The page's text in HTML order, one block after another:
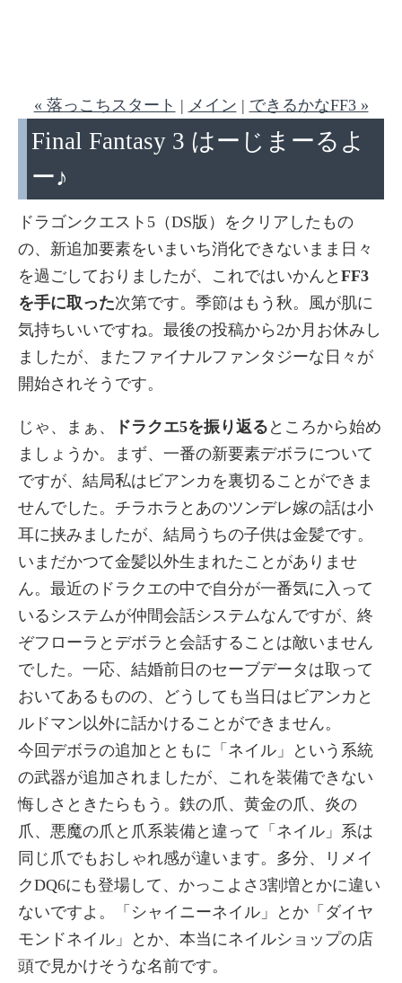
« 落っこちスタート | メイン | できるかなFF3 »
Final Fantasy 3 はーじまーるよ
ー♪
ドラゴンクエスト5（DS版）をクリアしたもの
の、新追加要素をいまいち消化できないまま日々
を過ごしておりましたが、これではいかんと FF3
を手に取った次第です。季節はもう秋。風が肌に
気持ちいいですね。最後の投稿から2か月お休みし
ましたが、またファイナルファンタジーな日々が
開始されそうです。
じゃ、まぁ、 ドラクエ5を振り返る ところから始め
ましょうか。まず、一番の新要素デボラについて
ですが、結局私はビアンカを裏切ることができま
せんでした。チラホラとあのツンデレ嫁の話は小
耳に挟みましたが、結局うちの子供は金髪です。
いまだかつて金髪以外生まれたことがありませ
ん。最近のドラクエの中で自分が一番気に入って
いるシステムが仲間会話システムなんですが、終
ぞフローラとデボラと会話することは敵いません
でした。一応、結婚前日のセーブデータは取って
おいてあるものの、どうしても当日はビアンカと
ルドマン以外に話かけることができません。
今回デボラの追加とともに「ネイル」という系統
の武器が追加されましたが、これを装備できない
悔しさときたらもう。鉄の爪、黄金の爪、炎の
爪、悪魔の爪と爪系装備と違って「ネイル」系は
同じ爪でもおしゃれ感が違います。多分、リメイ
クDQ6にも登場して、かっこよさ3割増とかに違い
ないですよ。「シャイニーネイル」とか「ダイヤ
モンドネイル」とか、本当にネイルショップの店
頭で見かけそうな名前です。